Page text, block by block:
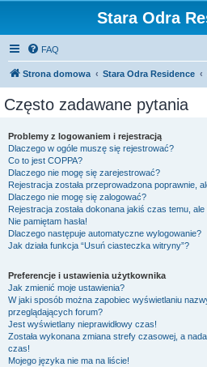
Stara Odra
FAQ
Strona domowa Stara Odra Residence
Często zadawane pytania
Problemy z logowaniem i rejestracją
Dlaczego w ogóle muszę się rejestrować?
Co to jest COPPA?
Dlaczego nie mogę się zarejestrować?
Rejestracja została przeprowadzona poprawnie,
Dlaczego nie mogę się zalogować?
Rejestracja została dokonana jakiś czas temu,
Nie pamiętam hasła!
Dlaczego następuje automatyczne wylogowanie?
Jak działa funkcja “Usuń ciasteczka witryny”?
Preferencje i ustawienia użytkownika
Jak zmienić moje ustawienia?
W jaki sposób można zapobiec wyświetlaniu
przeglądających forum?
Jest wyświetlany nieprawidłowy czas!
Została wykonana zmiana strefy czasowej, a
czas!
Mojego języka nie ma na liście!